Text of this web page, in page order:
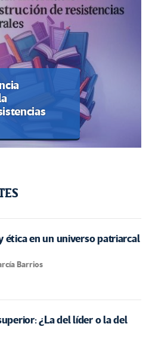
ética en un universo patriarcal
Barrios
¿La del líder o la del